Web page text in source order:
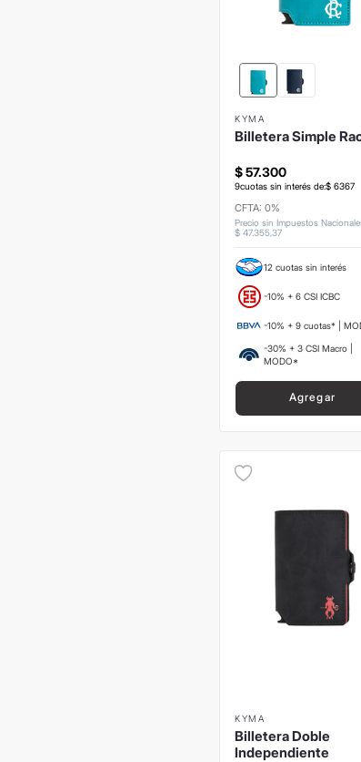
KYMA
Billetera Simple
$57.300
9cuotas sin interés de:$ 6367
CFTA: 0%
Precio sin Impuestos
$ 47.355,37
12 cuotas sin interés
-10% + 6 CSI ICBC
-10% + 9 cuotas* |
-30% + 3 CSI Macro |
MODO*
Agregar
KYMA
Billetera Doble
Independiente